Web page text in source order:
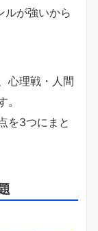
ルが強いから
心理戦・人間
を3つにまと